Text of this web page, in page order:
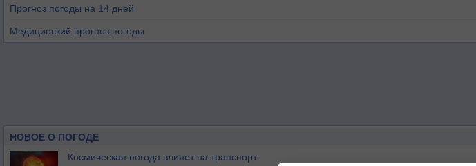
Прогноз погоды на 14 дней
Медицинский прогноз погоды
НОВОЕ О ПОГОДЕ
Космическая погода влияет на транспорт